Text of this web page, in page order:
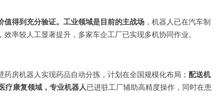
得到充分验证。工业领域是目前的主战场 ，机器人已在汽车制
率较人工显著提升，多家车企工厂已实现多机协同作业。
药房机器人实现药品自动分拣，计划在全国规模化布局； 配送机
疗康复领域，专业机器人已进驻工厂辅助高精度操作，同时在患